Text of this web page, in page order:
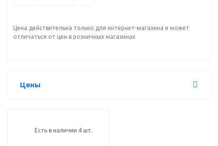
Цена действительна только для интернет-магазина и может
отличаться от цен в розничных магазинах
Цены
Есть в наличии 4 шт.